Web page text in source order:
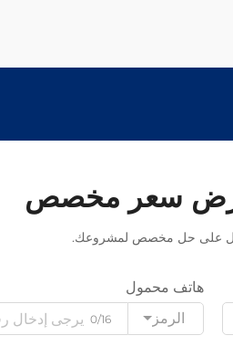
سعر مخصص
على حل مخصص لمشروعك.
هاتف محمول
الرمز
0/16